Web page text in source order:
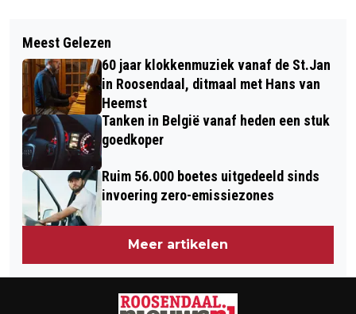
"ERVARINGEN MET MAAIEN ZIJN TOE
AAN STEVIGE EVALUATIE”
OP DE FOTO VOOR DE ROOSENDAALSE
POSTERCAMPAGNE ORANGE THE
WORLD
Meest Gelezen
60 jaar klokkenmuziek vanaf de St.Jan
in Roosendaal, ditmaal met Hans van
Heemst
Tanken in België vanaf heden een stuk
goedkoper
Ruim 56.000 boetes uitgedeeld sinds
invoering zero-emissiezones
Meer artikelen